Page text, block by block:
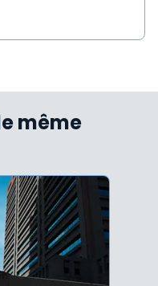
même